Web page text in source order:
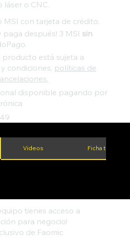
láser o CNC.
MSI con tarjeta de crédito.
disponible pagando por
después! 3 MSI sin
producto está sujeta a
condiciones, políticas de
Videos Ficha técnica
tienes acceso a
para negocio!
de Faomic